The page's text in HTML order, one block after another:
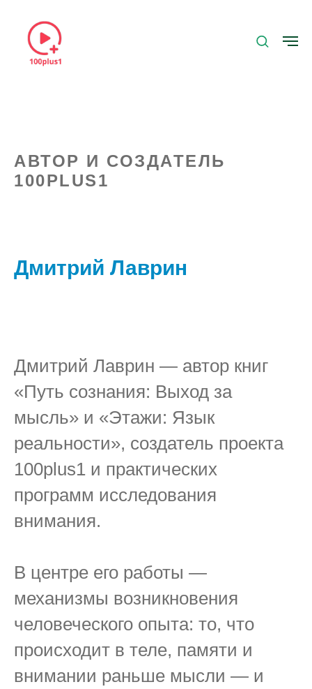
АВТОР И СОЗДАТЕЛЬ
100PLUS1
Дмитрий Лаврин
Дмитрий Лаврин — автор книг
«Путь сознания: Выход за
мысль» и «Этажи: Язык
реальности», создатель проекта
100plus1 и практических
программ исследования
внимания.
В центре его работы —
механизмы возникновения
человеческого опыта: то, что
происходит в теле, памяти и
внимании раньше мысли — и